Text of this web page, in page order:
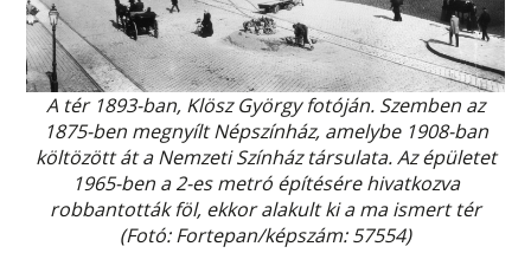
A tér 1893-ban, Klösz György fotóján. Szemben az
1875-ben megnyílt Népszínház, amelybe 1908-ban
költözött át a Nemzeti Színház társulata. Az épületet
1965-ben a 2-es metró építésére hivatkozva
robbantották föl, ekkor alakult ki a ma ismert tér
(Fotó: Fortepan/képszám: 57554)